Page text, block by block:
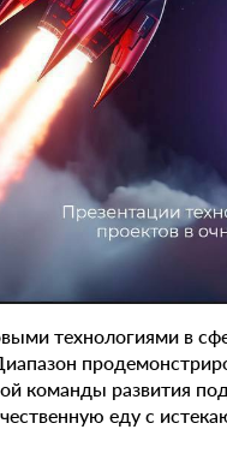
технологиями в
команды развития
еду с